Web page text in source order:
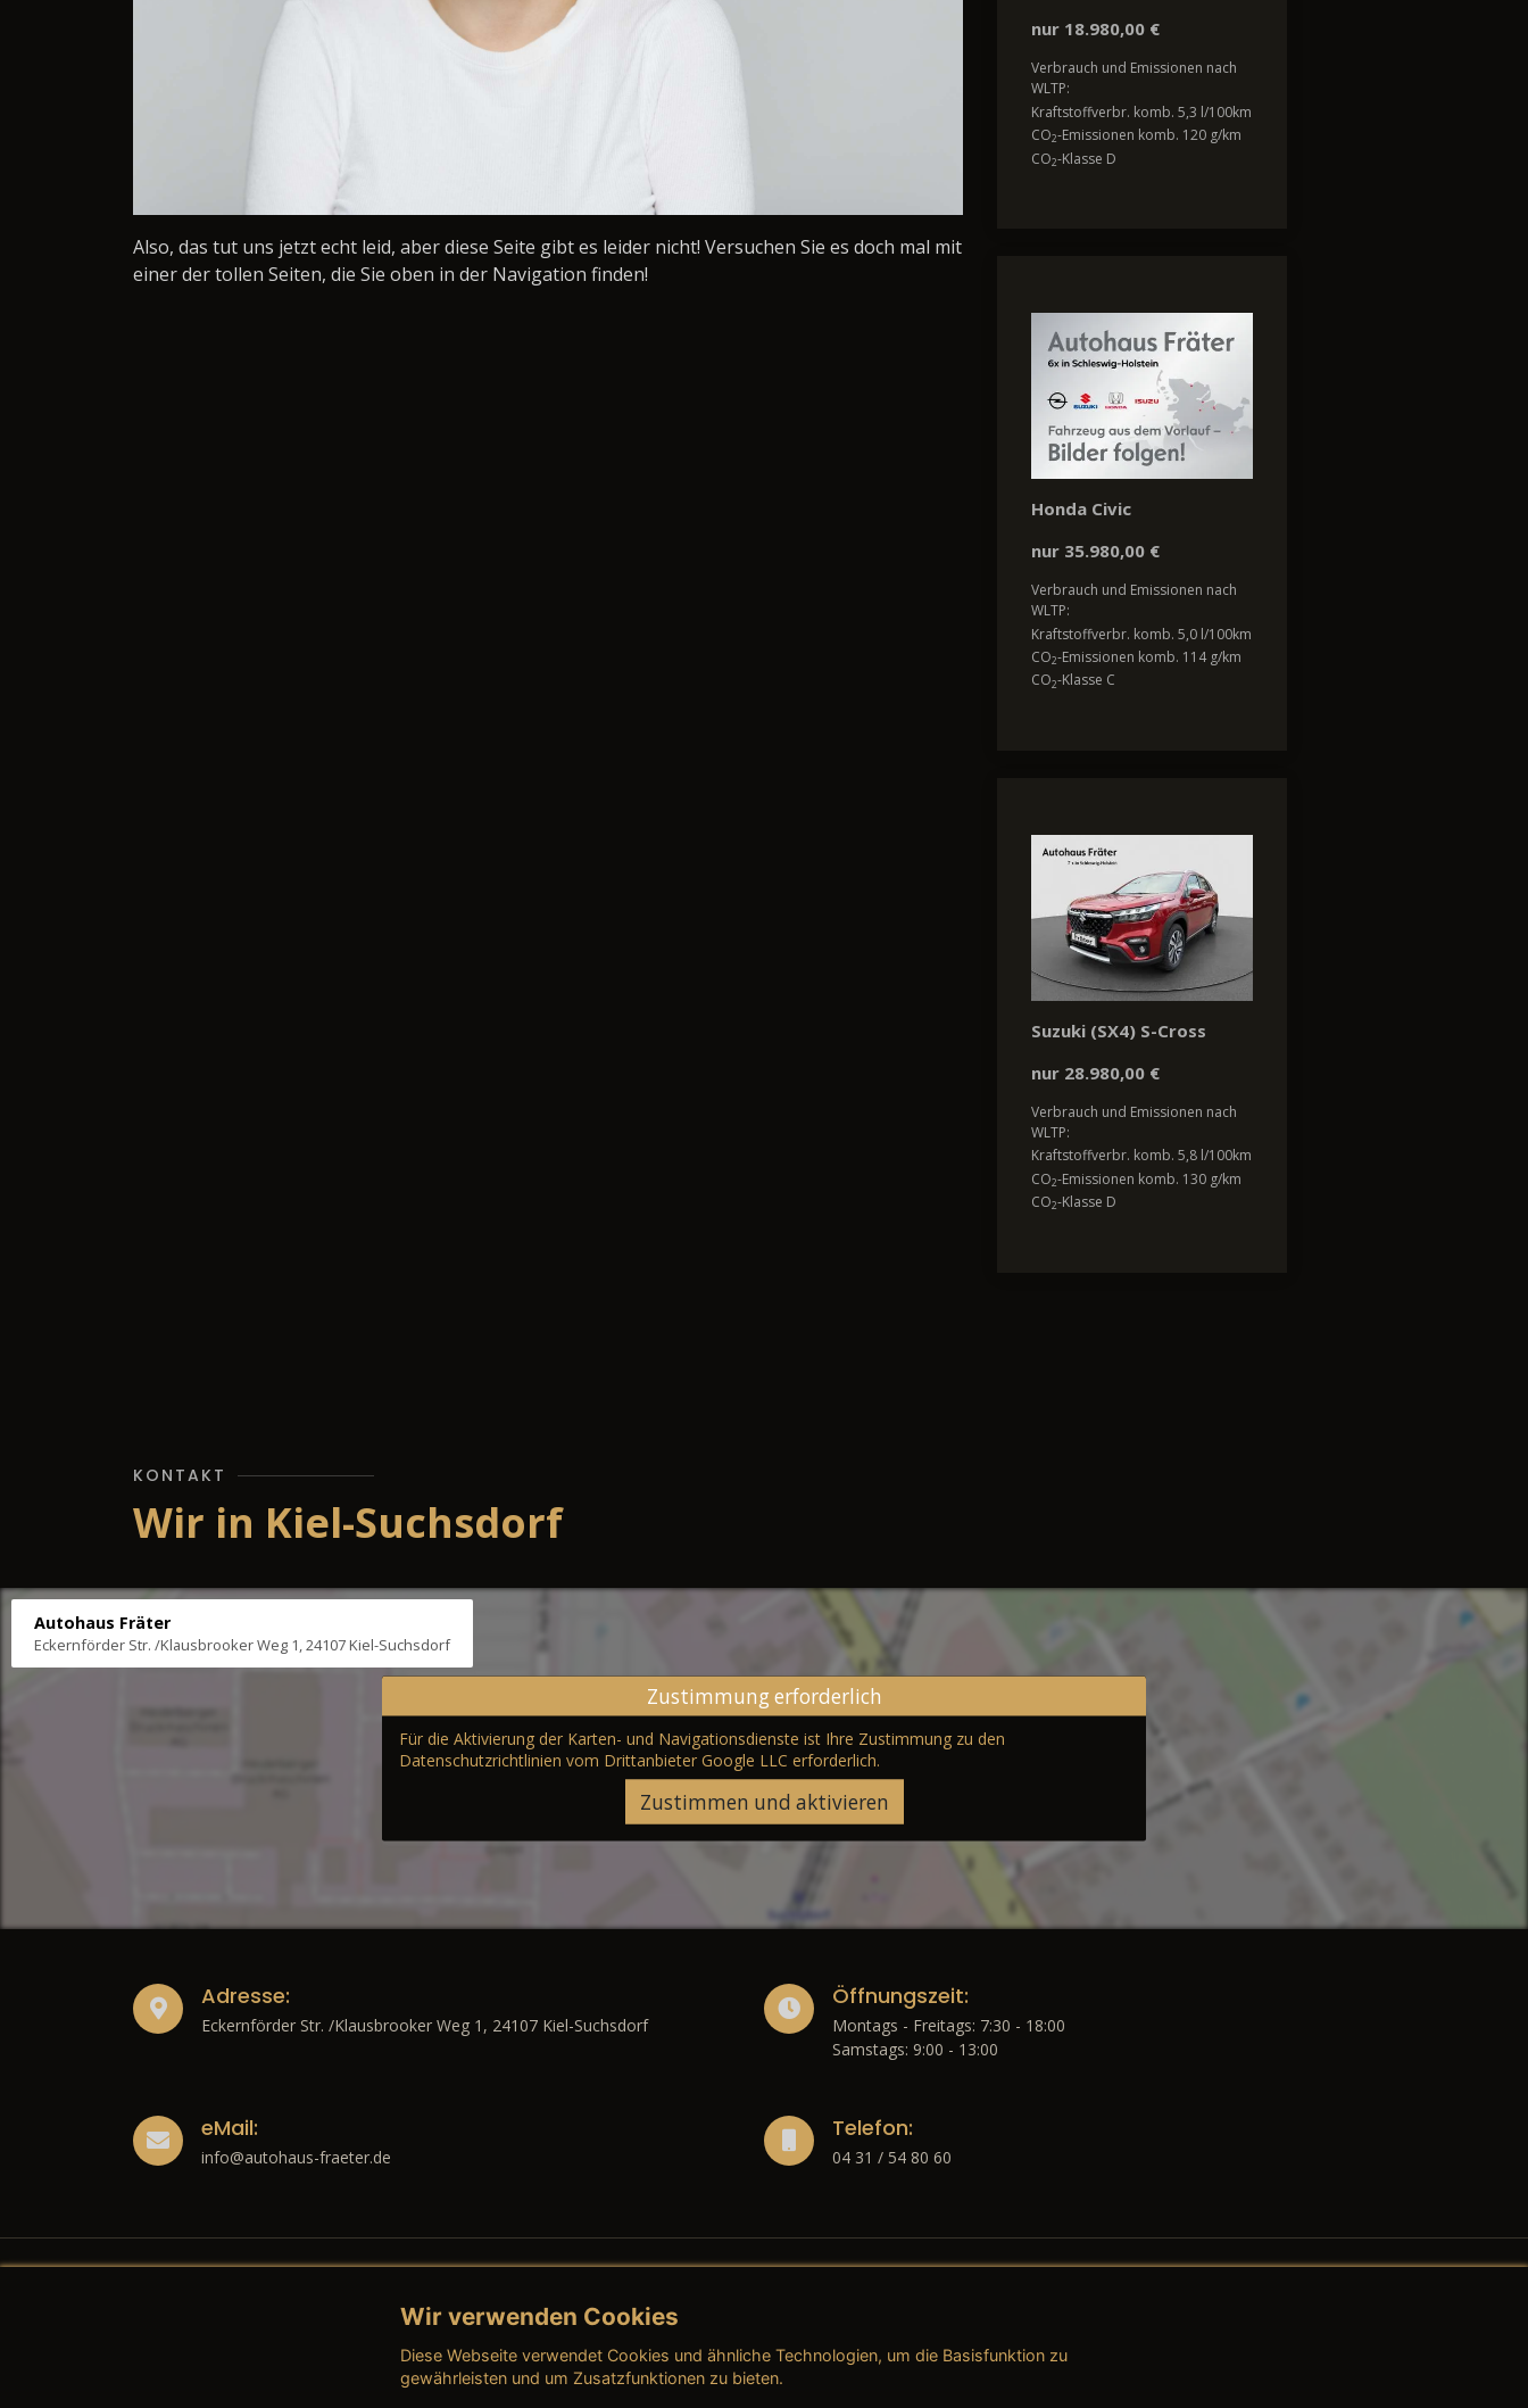
Also, das tut uns jetzt echt leid, aber diese Seite gibt es leider nicht! Versuchen Sie es doch mal mit
einer der tollen Seiten, die Sie oben in der Navigation finden!
nur 18.980,00 €
Verbrauch und Emissionen nach
WLTP:
Kraftstoffverbr. komb. 5,3 l/100km
CO2-Emissionen komb. 120 g/km
CO2-Klasse D
Honda Civic
nur 35.980,00 €
Verbrauch und Emissionen nach
WLTP:
Kraftstoffverbr. komb. 5,0 l/100km
CO2-Emissionen komb. 114 g/km
CO2-Klasse C
Suzuki (SX4) S-Cross
nur 28.980,00 €
Verbrauch und Emissionen nach
WLTP:
Kraftstoffverbr. komb. 5,8 l/100km
CO2-Emissionen komb. 130 g/km
CO2-Klasse D
KONTAKT
Wir in Kiel-Suchsdorf
Autohaus Fräter
Eckernförder Str. /Klausbrooker Weg 1, 24107 Kiel-Suchsdorf
Zustimmung erforderlich
Für die Aktivierung der Karten- und Navigationsdienste ist Ihre Zustimmung zu den
Datenschutzrichtlinien vom Drittanbieter Google LLC erforderlich.
Zustimmen und aktivieren
Adresse:
Eckernförder Str. /Klausbrooker Weg 1, 24107 Kiel-Suchsdorf
Öffnungszeit:
Montags - Freitags: 7:30 - 18:00
Samstags: 9:00 - 13:00
eMail:
info@autohaus-fraeter.de
Telefon:
04 31 / 54 80 60
Rechtliches
→ Impressum
→ AGB (Neuwagen)
→ AGB (Teile & Zubehör)
Wir verwenden Cookies
Diese Webseite verwendet Cookies und ähnliche Technologien, um die Basisfunktion zu
gewährleisten und um Zusatzfunktionen zu bieten.